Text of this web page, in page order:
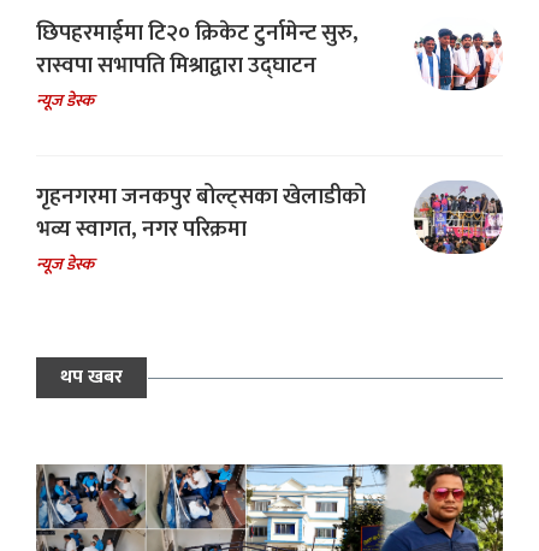
छिपहरमाईमा टि२० क्रिकेट टुर्नामेन्ट सुरु,
रास्वपा सभापति मिश्राद्वारा उद्घाटन
न्यूज डेस्क
गृहनगरमा जनकपुर बोल्ट्सका खेलाडीको
भव्य स्वागत, नगर परिक्रमा
न्यूज डेस्क
थप खबर